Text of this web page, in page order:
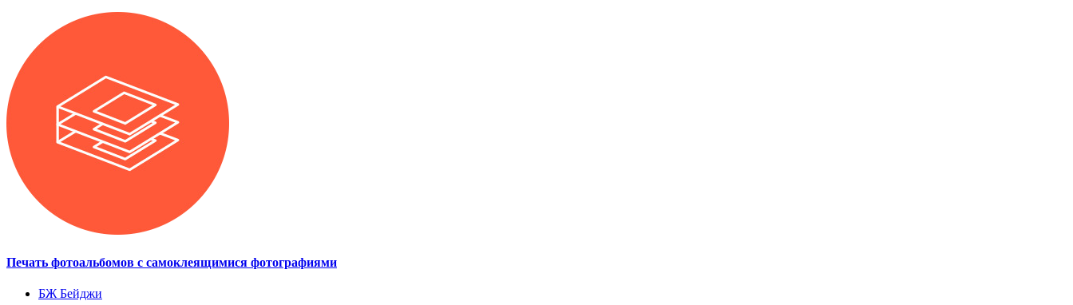
Печать фотоальбомов с самоклеящимися фотографиями
БЖ Бейджи